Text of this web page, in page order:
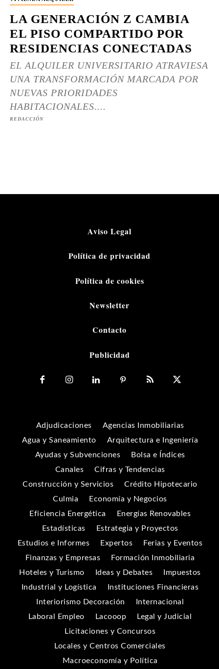
LA GENERACIÓN Z CAMBIA
EL PISO COMPARTIDO POR
RESIDENCIAS CONECTADAS
EL ALQUILER UNIVERSITARIO ATRAVIESA
UNA TRANSFORMACIÓN MARCADA POR
NUEVAS PRIORIDADES
HABITACIONALES....
REDACCIÓN
Aviso Legal
Política de privacidad
Política de cookies
Newsletter
Contacto
Publicidad
Adjudicaciones
Agencias Inmobiliarias
Agua y Saneamiento
Arquitectura e Ingeniería
Ayudas y Subvenciones
Bolsa e Índices
Canales
Cifras y Tendencias
Construcción y Servicios
Crédito Hipotecario
Culmia
Economía y Negocios
Eficiencia Energética
Energías Renovables
Estadísticas
Estrategia y Proyectos
Estudios e Informes
Expertos
Ferias y Eventos
Finanzas y Empresas
Formación Inmobiliaria
Hoteles y Turismo
Ideas y Debates
Impuestos
Industrial y Logística
Instituciones Financieras
Interiorismo Decoración
Internacional
Laboral Empleo
Lacooop
Legal y Judicial
Licitaciones y Concursos
Locales y Centros Comerciales
Macroeconomía y Política